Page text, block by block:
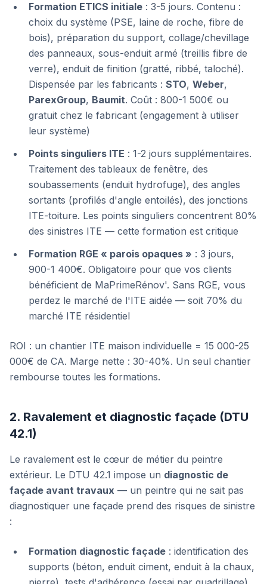
Formation ETICS initiale : 3-5 jours. Contenu :
choix du système (PSE, laine de roche, fibre de
bois), préparation du support, collage/chevillage
des panneaux, sous-enduit armé (treillis fibre de
verre), enduit de finition (gratté, ribbé, taloché).
Dispensée par les fabricants : STO, Weber,
ParexGroup, Baumit. Coût : 800-1 500€ ou
gratuit chez le fabricant (engagement à utiliser
leur système)
Points singuliers ITE : 1-2 jours supplémentaires.
Traitement des tableaux de fenêtre, des
soubassements (enduit hydrofuge), des angles
sortants (profilés d'angle entoilés), des jonctions
ITE-toiture. Les points singuliers concentrent 80%
des sinistres ITE — cette formation est critique
Formation RGE « parois opaques » : 3 jours,
900-1 400€. Obligatoire pour que vos clients
bénéficient de MaPrimeRénov'. Sans RGE, vous
perdez le marché de l'ITE aidée — soit 70% du
marché ITE résidentiel
ROI : un chantier ITE maison individuelle = 15 000-25
000€ de CA. Marge nette : 30-40%. Un seul chantier
rembourse toutes les formations.
2. Ravalement et diagnostic façade (DTU
42.1)
Le ravalement est le cœur de métier du peintre
extérieur. Le DTU 42.1 impose un diagnostic de
façade avant travaux — un peintre qui ne sait pas
diagnostiquer une façade prend des risques de sinistre
:
Formation diagnostic façade : identification des
supports (béton, enduit ciment, enduit à la chaux,